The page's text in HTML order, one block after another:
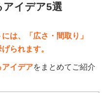
アイデア5選
は、「広さ・間取り」
られます。
アイデアをまとめてご紹介